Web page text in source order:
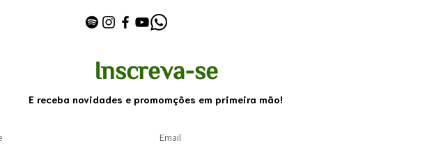
Inscreva-se
E receba novidades e promomções em primeira mão!
Email